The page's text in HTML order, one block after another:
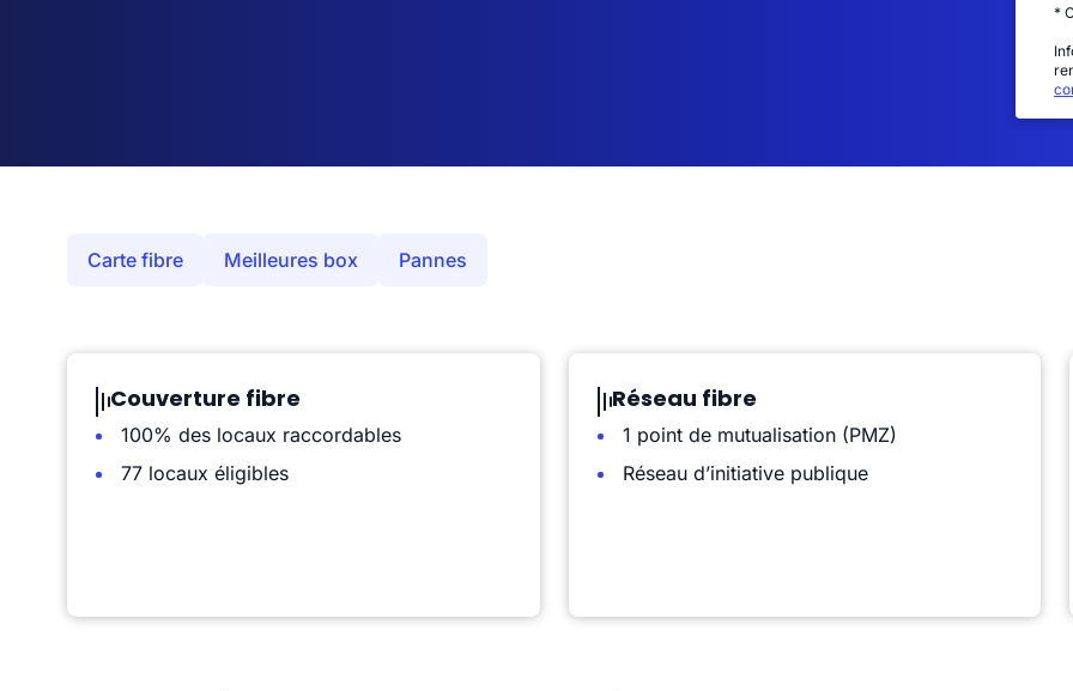
*
Carte fibre Meilleures box Pannes
Couverture fibre
100% des locaux raccordables
77 locaux éligibles
Réseau fibre
1 point de mutualisation (PMZ)
Réseau d’initiative publique